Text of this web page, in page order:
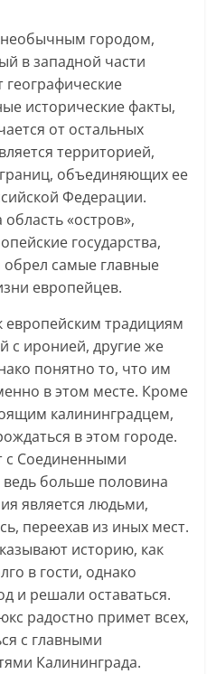
необычным городом,
в западной части
исторические факты,
от остальных
территорией,
объединяющих ее
Федерации.
«остров»,
государства,
самые главные
европейцев.
европейским традициям
с иронией, другие же
понятно то, что им
в этом месте. Кроме
калининградцем,
в этом городе.
с Соединенными
больше половина
является людьми,
переехав из иных мест.
историю, как
в гости, однако
и решали оставаться.
радостно примет всех,
с главными
Калининграда.